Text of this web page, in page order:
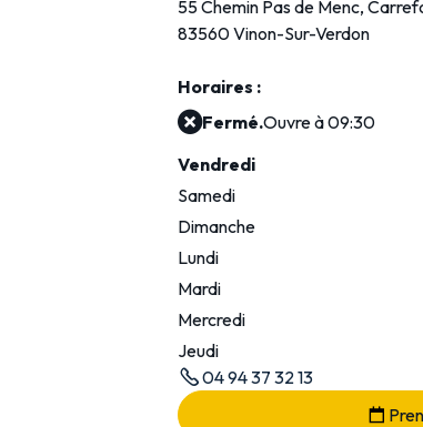
55 Chemin Pas de Menc,
83560 Vinon-Sur-Verdon
Horaires :
Fermé.Ouvre à 09:30
Vendredi
Samedi
Dimanche
Lundi
Mardi
Mercredi
Jeudi
04 94 37 32 13